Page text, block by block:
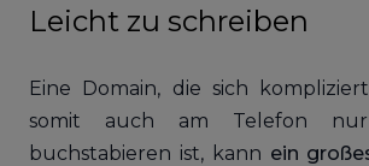
Leicht zu schreiben
Eine Domain, die sich
somit auch am Telefon
buchstabieren ist, kann ein